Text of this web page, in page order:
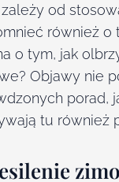
od
również o
o tym, jak
Objawy nie
porad,
tu również